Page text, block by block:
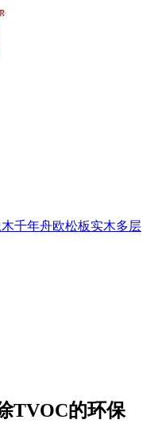
千年舟欧松板实木多层
TVOC的环保